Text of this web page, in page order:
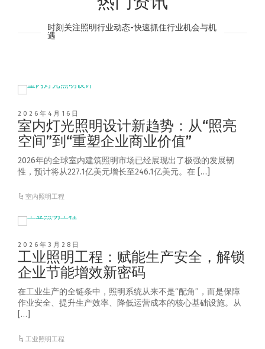
时刻关注照明行业动态-快速抓住行业机会与机
遇
2026年4月16日
室内灯光照明设计新趋势：从“照亮
空间”到“重塑企业商业价值”
2026年的全球室内建筑照明市场已经展现出了极强的发展韧
性，预计将从227.1亿美元增长至246.1亿美元。在 […]
室内照明工程
2026年3月28日
工业照明工程：赋能生产安全，解锁
企业节能增效新密码
在工业生产的全链条中，照明系统从来不是“配角”，而是保障
作业安全、提升生产效率、降低运营成本的核心基础设施。从
[…]
工业照明工程